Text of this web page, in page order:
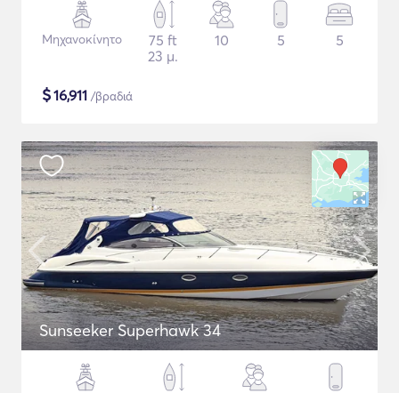
Μηχανοκίνητο
75 ft
23 μ.
10 5 5
$16,911 /βραδιά
Sunseeker Superhawk 34